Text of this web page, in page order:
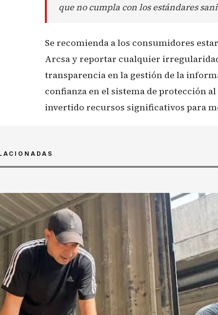
que no cumpla con los estándares
Se recomienda a los consumidores
Arcsa y reportar cualquier
transparencia en la gestión de la
confianza en el sistema de protección
invertido recursos significativos para